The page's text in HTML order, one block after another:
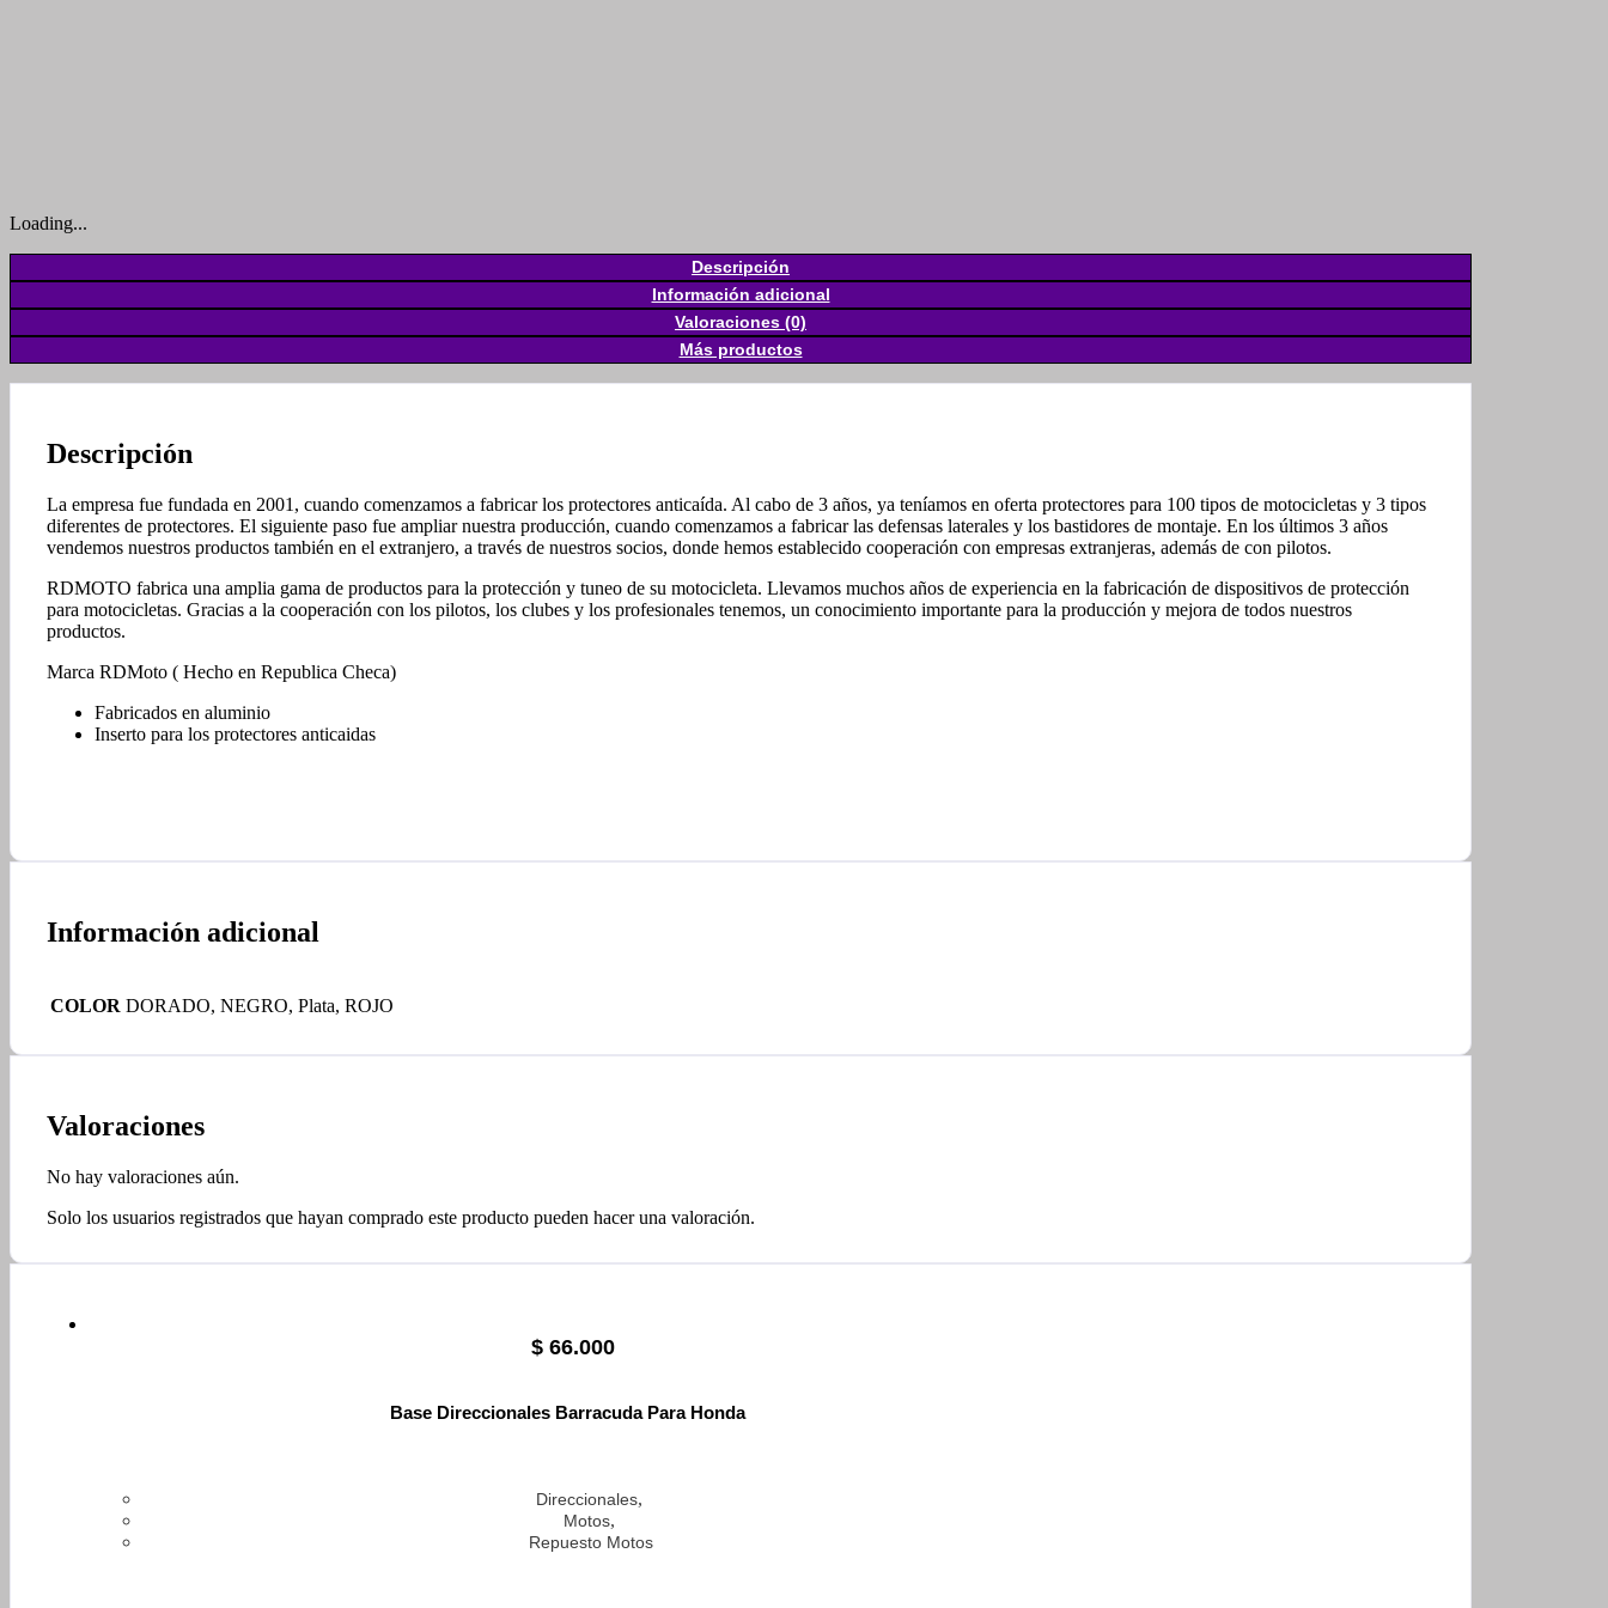
Loading...
Descripción
Información adicional
Valoraciones (0)
Más productos
Descripción
La empresa fue fundada en 2001, cuando comenzamos a fabricar los protectores anticaída. Al cabo de 3 años, ya teníamos en oferta protectores para 100 tipos de motocicletas y 3 tipos
diferentes de protectores. El siguiente paso fue ampliar nuestra producción, cuando comenzamos a fabricar las defensas laterales y los bastidores de montaje. En los últimos 3 años
vendemos nuestros productos también en el extranjero, a través de nuestros socios, donde hemos establecido cooperación con empresas extranjeras, además de con pilotos.
RDMOTO fabrica una amplia gama de productos para la protección y tuneo de su motocicleta. Llevamos muchos años de experiencia en la fabricación de dispositivos de protección
para motocicletas. Gracias a la cooperación con los pilotos, los clubes y los profesionales tenemos, un conocimiento importante para la producción y mejora de todos nuestros
productos.
Marca RDMoto ( Hecho en Republica Checa)
Fabricados en aluminio
Inserto para los protectores anticaidas
Información adicional
COLOR DORADO, NEGRO, Plata, ROJO
Valoraciones
No hay valoraciones aún.
Solo los usuarios registrados que hayan comprado este producto pueden hacer una valoración.
$ 66.000
Base Direccionales Barracuda Para Honda
Direccionales,
Motos,
Repuesto Motos